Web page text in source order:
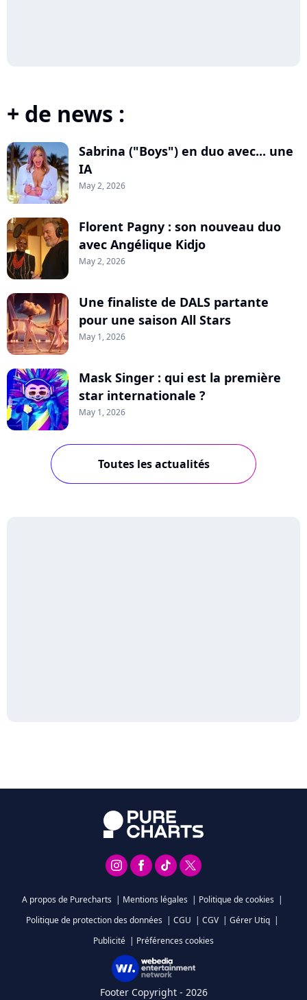
+ de news :
Sabrina ("Boys") en duo avec... une
IA
May 2, 2026
Florent Pagny : son nouveau duo
avec Angélique Kidjo
May 2, 2026
Une finaliste de DALS partante
pour une saison All Stars
May 1, 2026
Mask Singer : qui est la première
star internationale ?
May 1, 2026
Toutes les actualités
A propos de Purecharts | Mentions légales | Politique de cookies |
Politique de protection des données | CGU | CGV | Gérer Utiq |
Publicité | Préférences cookies
Footer Copyright - 2026